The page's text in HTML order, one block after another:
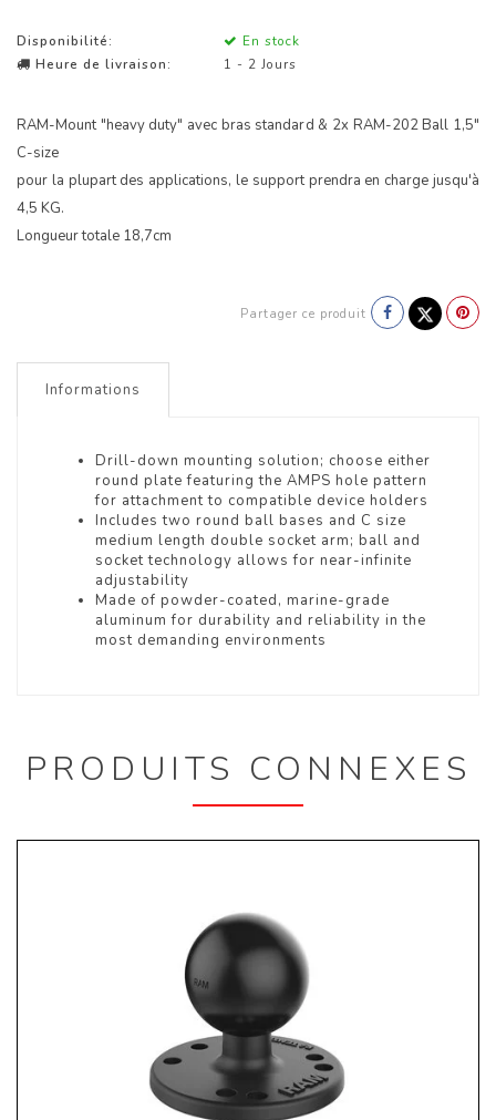
Disponibilité:
En stock
Heure de livraison:
1 - 2 Jours
RAM-Mount "heavy duty" avec bras standard & 2x RAM-202 Ball 1,5"
C-size
pour la plupart des applications, le support prendra en charge jusqu'à
4,5 KG.
Longueur totale 18,7cm
Partager ce produit
Informations
Drill-down mounting solution; choose either
round plate featuring the AMPS hole pattern
for attachment to compatible device holders
Includes two round ball bases and C size
medium length double socket arm; ball and
socket technology allows for near-infinite
adjustability
Made of powder-coated, marine-grade
aluminum for durability and reliability in the
most demanding environments
PRODUITS CONNEXES